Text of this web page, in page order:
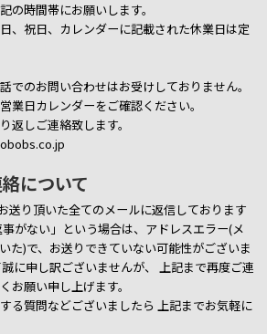
の時間帯にお願いします。
、祝日、カレンダーに記載された休業日は定
でのお問い合わせはお受けしておりません。
業日カレンダーをご確認ください。
返しご連絡致します。
について
送り頂いた全てのメールに返信しております
がない」という場合は、アドレスエラー(メ
た)で、お送りできていない可能性がございま
に申し訳ございませんが、 上記まで再度ご連
お願い申し上げます。
る質問などございましたら 上記までお気軽に